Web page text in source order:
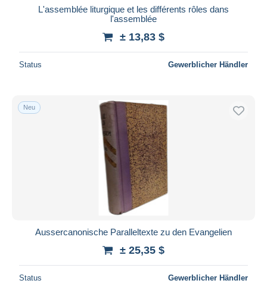
L'assemblée liturgique et les différents rôles dans
l'assemblée
± 13,83 $
Status Gewerblicher Händler
Neu
Aussercanonische Paralleltexte zu den Evangelien
± 25,35 $
Status Gewerblicher Händler